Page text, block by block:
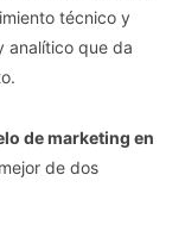
técnico y
analítico que da
de marketing en
de dos